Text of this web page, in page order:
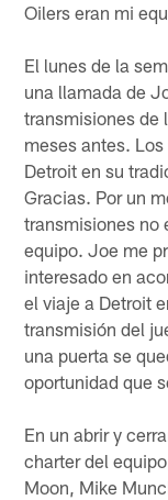
Oilers eran mi
El lunes de la
una llamada de
transmisiones de
meses antes.
Detroit en su
Gracias. Por un
transmisiones no
equipo. Joe me
interesado en
el viaje a Detroit
transmisión del
una puerta se
oportunidad que
En un abrir y
charter del
Moon, Mike